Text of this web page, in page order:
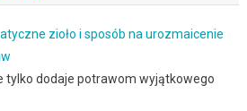
zioło i sposób na urozmaicenie
tylko dodaje potrawom wyjątkowego